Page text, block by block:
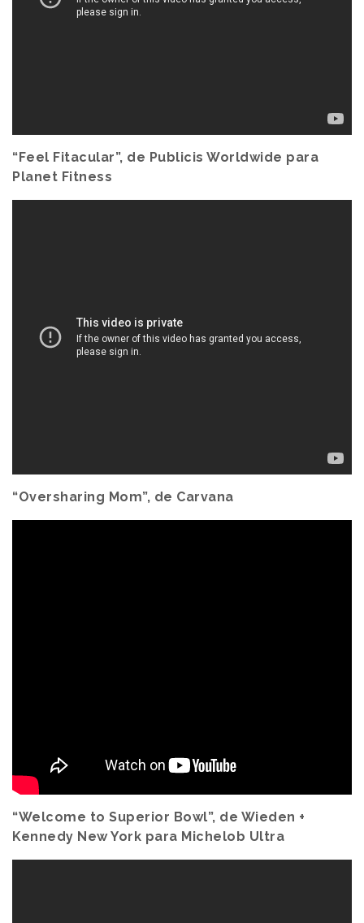
“Feel Fitacular”, de Publicis Worldwide para
Planet Fitness
“Oversharing Mom”, de Carvana
“Welcome to Superior Bowl”, de Wieden +
Kennedy New York para Michelob Ultra